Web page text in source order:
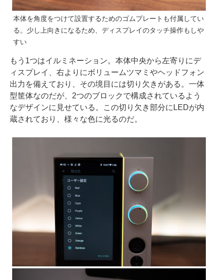
本体を角度をつけて設置するためのゴムプレートも付属してい
る。少し上向きになるため、ディスプレイのタッチ操作もしや
すい
もう1つはイルミネーション。本体中央から左寄りにデ
ィスプレイ、右よりにボリュームツマミやヘッドフォン
出力を備えており、その境目には切り欠きがある。一体
型筐体なのだが、2つのブロックで構成されているよう
なデザインに見せている。この切り欠き部分にLEDが内
蔵されており、様々な色に光るのだ。